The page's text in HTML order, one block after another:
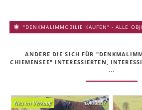
"DENKMALIMMOBILIE KAUFEN" - ALLE
ANDERE DIE SICH FÜR
CHIEMENSEE" INTERESSIERTEN,
...
DA00667
Neu im Verkauf!